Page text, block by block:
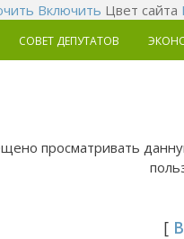
Включить Цвет сайта
СОВЕТ ДЕПУТАТОВ
просматривать
[